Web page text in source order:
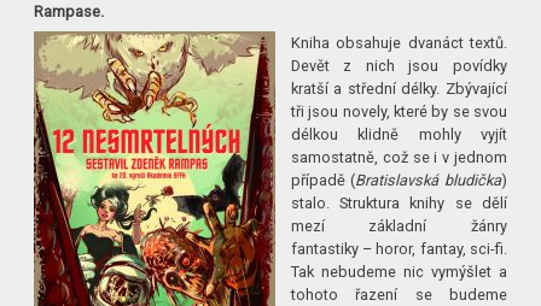
Rampase.
Kniha obsahuje dvanáct textů.
Devět z nich jsou povídky
kratší a střední délky. Zbývající
tři jsou novely, které by se svou
délkou klidně mohly vyjít
samostatně, což se i v jednom
případě (Bratislavská bludička)
stalo. Struktura knihy se dělí
mezí základní žánry
fantastiky – horor, fantay, sci-fi.
Tak nebudeme nic vymýšlet a
tohoto řazení se budeme